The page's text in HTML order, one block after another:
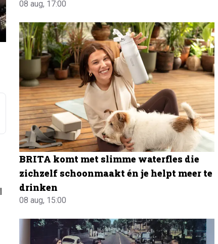
08 aug, 17:00
BRITA komt met slimme waterfles die
zichzelf schoonmaakt én je helpt meer te
drinken
08 aug, 15:00